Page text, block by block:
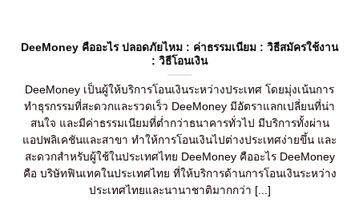
DeeMoney คืออะไร ปลอดภัยไหม : ค่าธรรมเนียม : วิธีสมัครใช้งาน
: วิธีโอนเงิน
DeeMoney เป็นผู้ให้บริการโอนเงินระหว่างประเทศ โดยมุ่งเน้นการ
ทำธุรกรรมที่สะดวกและรวดเร็ว DeeMoney มีอัตราแลกเปลี่ยนที่น่า
สนใจ และมีค่าธรรมเนียมที่ต่ำกว่าธนาคารทั่วไป มีบริการทั้งผ่าน
แอปพลิเคชันและสาขา ทำให้การโอนเงินไปต่างประเทศง่ายขึ้น และ
สะดวกสำหรับผู้ใช้ในประเทศไทย DeeMoney คืออะไร DeeMoney
คือ บริษัทฟินเทคในประเทศไทย ที่ให้บริการด้านการโอนเงินระหว่าง
ประเทศไทยและนานาชาติมากกว่า [...]